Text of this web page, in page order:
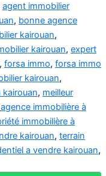
agent immobilier
, bonne agence
kairouan,
kairouan, expert
, forsa immo, forsa immo
kairouan,
kairouan, meilleur
immobilière à
immobilière à
kairouan, terrain
a vendre kairouan,